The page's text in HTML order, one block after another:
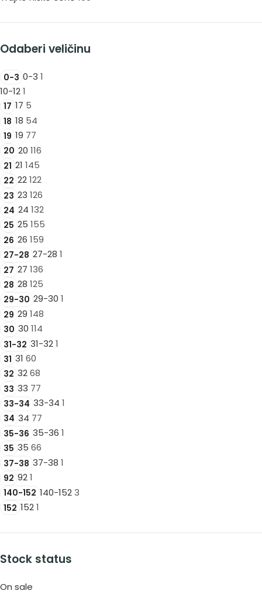
Odaberi veličinu
0-3 0-3 1
10-121
17 17 5
18 18 54
19 19 77
20 20 116
21 21 145
22 22122
23 23 126
24 24 132
25 25 155
26 26 159
27-28 27-28 1
27 27 136
28 28 125
29-30 29-30 1
29 29 148
30 30 114
31-32 31-321
31 31 60
32 3268
33 33 77
33-34 33-34 1
34 34 77
35-36 35-36 1
35 35 66
37-38 37-38 1
92 921
140-152 140-1523
152 1521
Stock status
On sale